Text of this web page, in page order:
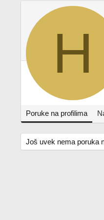
H
Poruke na profilima
Još uvek nema poruka